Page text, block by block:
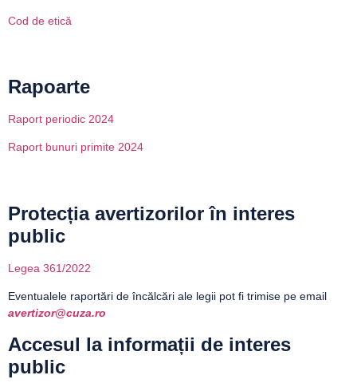
Cod de etică
Rapoarte
Raport periodic 2024
Raport bunuri primite 2024
Protecția avertizorilor în interes
public
Legea 361/2022
Eventualele raportări de încălcări ale legii pot fi trimise pe email
avertizor@cuza.ro
Accesul la informații de interes
public